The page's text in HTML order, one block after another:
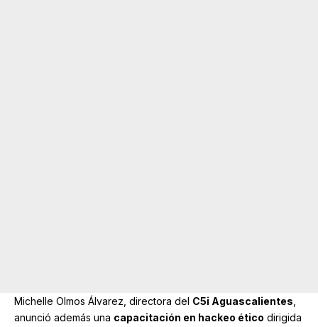
Michelle Olmos Álvarez, directora del C5i Aguascalientes,
anunció además una capacitación en hackeo ético dirigida